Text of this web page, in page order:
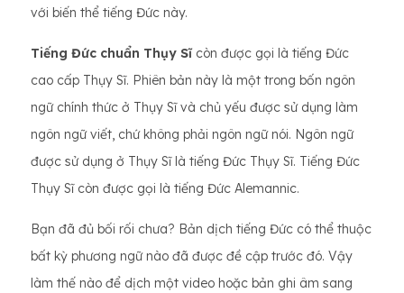
với biến thể tiếng Đức này.
Tiếng Đức chuẩn Thụy Sĩcòn được gọi là tiếng Đức
cao cấp Thụy Sĩ. Phiên bản này là một trong bốn ngôn
ngữ chính thức ở Thụy Sĩ và chủ yếu được sử dụng làm
ngôn ngữ viết, chứ không phải ngôn ngữ nói. Ngôn ngữ
được sử dụng ở Thụy Sĩ là tiếng Đức Thụy Sĩ. Tiếng Đức
Thụy Sĩ còn được gọi là tiếng Đức Alemannic.
Bạn đã đủ bối rối chưa? Bản dịch tiếng Đức có thể thuộc
bất kỳ phương ngữ nào đã được đề cập trước đó. Vậy
làm thế nào để dịch một video hoặc bản ghi âm sang